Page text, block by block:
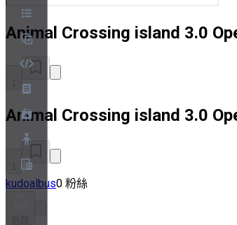
Animal Crossing island 3.0
Animal Crossing island 3.0
kudoalbus0 粉絲